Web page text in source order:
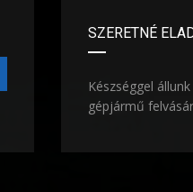
SZERETNÉ
Készséggel
gépjármű